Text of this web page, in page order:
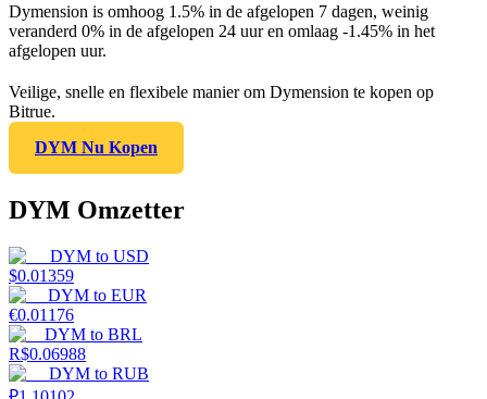
Dymension is omhoog 1.5% in de afgelopen 7 dagen, weinig
veranderd 0% in de afgelopen 24 uur en omlaag -1.45% in het
afgelopen uur.
Veilige, snelle en flexibele manier om Dymension te kopen op
Bitrue.
DYM Nu Kopen
DYM Omzetter
DYM to USD
$0.01359
DYM to EUR
€0.01176
DYM to BRL
R$0.06988
DYM to RUB